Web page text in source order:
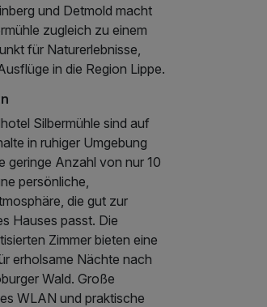
und Detmold macht
zugleich zu einem
für Naturerlebnisse,
in die Region Lippe.
Silbermühle sind auf
in ruhiger Umgebung
geringe Anzahl von nur 10
persönliche,
die gut zur
Hauses passt. Die
Zimmer bieten eine
erholsame Nächte nach
Wald. Große
WLAN und praktische